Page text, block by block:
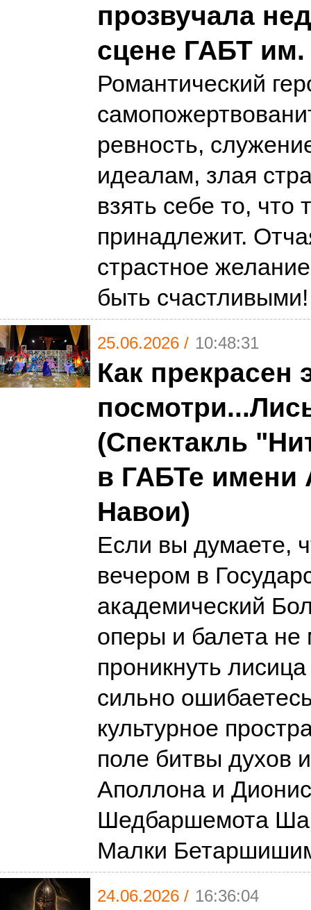
прозвучала
сцене ГАБТ
Романтический
ревность,
идеалам, злая
взять себе то, что
принадлежит.
страстное
быть
25.06.2026 / 10:48:31
Как прекрасен
(Спектакль
в ГАБТе имени
Навои)
Если вы думаете,
вечером в
академический
оперы и балета не
проникнуть
сильно
культурное
поле битвы духов
Аполлона и
Шедбаршемота
Малки
24.06.2026 / 16:36:04